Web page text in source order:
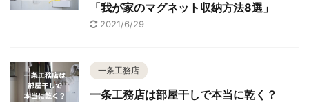
「我が家のマグネット収納方法8選」
2021/6/29
一条工務店
一条工務店は部屋干しで本当に乾く？